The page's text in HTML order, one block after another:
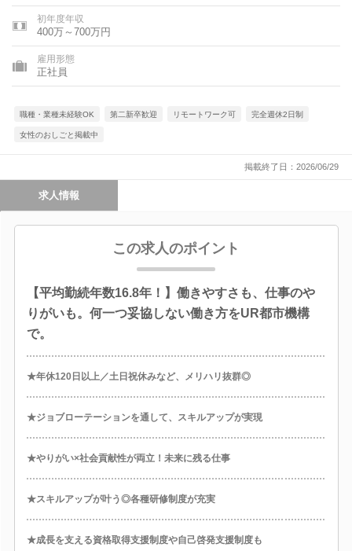
縄県、海外
初年度年収
400万～700万円
雇用形態
正社員
職種・業種未経験OK 第二新卒歓迎 リモートワーク可 完全週休2日制
女性のおしごと掲載中
掲載終了日：2026/06/29
求人情報
この求人のポイント
【平均勤続年数16.8年！】働きやすさも、仕事のや
りがいも。何一つ妥協しない働き方をUR都市機構
で。
★年休120日以上／土日祝休みなど、メリハリ抜群◎
★ジョブローテーションを通して、スキルアップが実現
★やりがい×社会貢献性が両立！未来に残る仕事
★スキルアップが叶う◎各種研修制度が充実
★成長を支える資格取得支援制度や自己啓発支援制度も